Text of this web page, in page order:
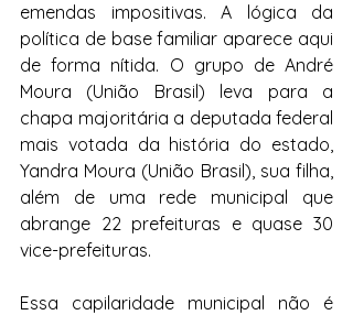
emendas impositivas. A lógica da
política de base familiar aparece aqui
de forma nítida. O grupo de André
Moura (União Brasil) leva para a
chapa majoritária a deputada federal
mais votada da história do estado,
Yandra Moura (União Brasil), sua filha,
além de uma rede municipal que
abrange 22 prefeituras e quase 30
vice-prefeituras.
Essa capilaridade municipal não é